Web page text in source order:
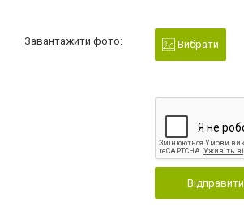
Завантажити фото: Вибрати
Відправити